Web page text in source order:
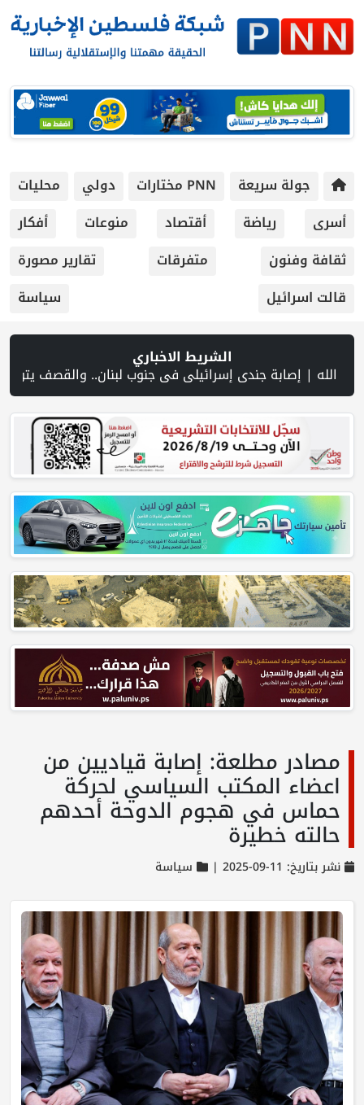
جولة سريعة PNN مختارات دولي
محليات
أسرى
رياضة أقتصاد منوعات
أفكار
ثقافة وفنون
متفرقات
تقارير مصورة
قالت اسرائيل
سياسة
الشريط الاخباري
اقتحام الاحتلال قرية المغير شمال شرق رام الله | منظمة التحرير: منظمة إسرائيلية توفر دعمًا للمستوطنين المتهمين
مصادر مطلعة: إصابة قياديين من
اعضاء المكتب السياسي لحركة
حماس في هجوم الدوحة أحدهم
حالته خطيرة
نشر بتاريخ: 11-09-2025 | سياسة